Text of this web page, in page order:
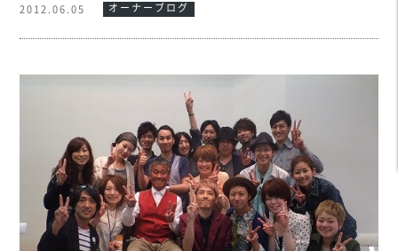
2012.06.05 オーナーブログ